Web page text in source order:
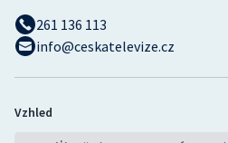
261 136 113
info@ceskatelevize.cz
Vzhled